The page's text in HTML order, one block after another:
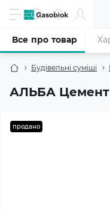
Будівельні суміші
АЛЬБА Цемент
Все про товар
продано